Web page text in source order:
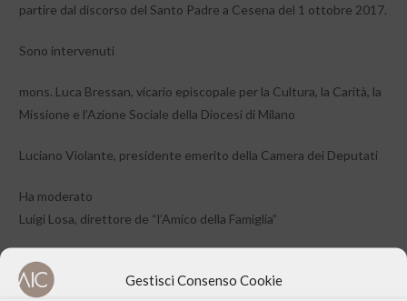
Gestisci Consenso Cookie
partire dal discorso del Santo Padre a Cesena del 1 ottobre 2017.
Sono intervenuti
mons. Luca Bressan, vicario episcopale per la Cultura, la Carità, la
Missione e l’Azione Sociale della Diocesi di Milano
Luciano Violante, presidente emerito della Camera dei Deputati
Ha moderato
Luigi Losa, direttore de “l’Amico della Famiglia”
RIVEDI IL VIDEO DELL’INCONTRO